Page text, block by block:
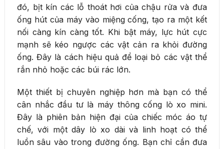
đó, bịt kín các lỗ thoát hơi của chậu rửa và đưa
ống hút của máy vào miệng cống, tạo ra một kết
nối càng kín càng tốt. Khi bật máy, lực hút cực
mạnh sẽ kéo ngược các vật cản ra khỏi đường
ống. Đây là cách hiệu quả để loại bỏ các vật thể
rắn nhỏ hoặc các búi rác lớn.
Một thiết bị chuyên nghiệp hơn mà bạn có thể
cân nhắc đầu tư là máy thông cống lò xo mini.
Đây là phiên bản hiện đại của chiếc móc áo tự
chế, với một dây lò xo dài và linh hoạt có thể
luồn sâu vào trong đường ống. Bạn chỉ cần đưa